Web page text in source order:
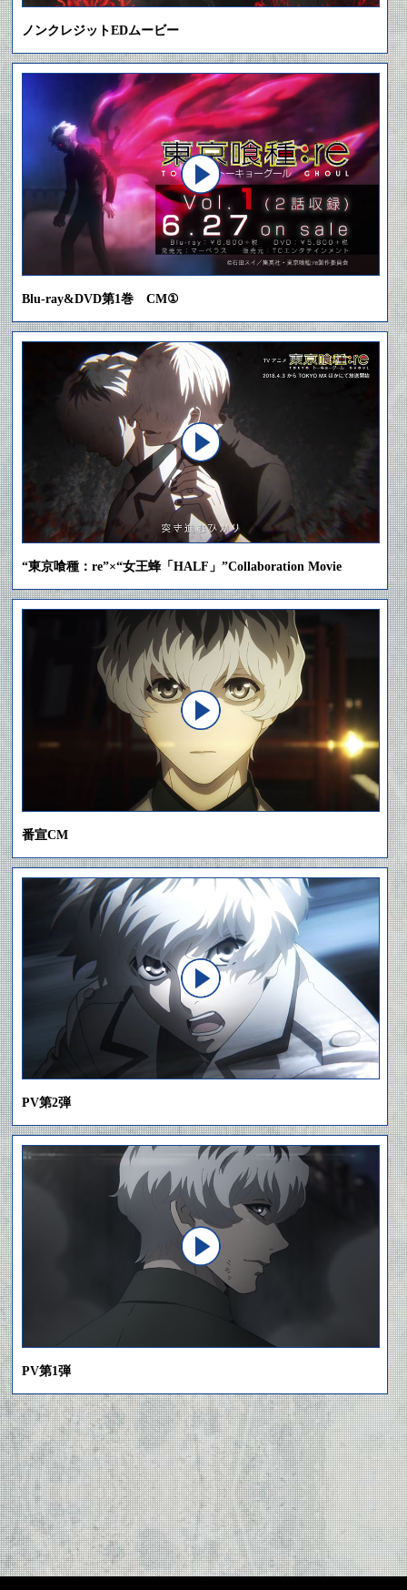
ノンクレジットEDムービー
Blu-ray&DVD第1巻 CM①
“東京喰種：re”×“女王蜂「HALF」”Collaboration Movie
番宣CM
PV第2弾
PV第1弾